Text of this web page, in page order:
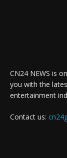
CN24 NEWS is
you with the
entertainment
Contact us: